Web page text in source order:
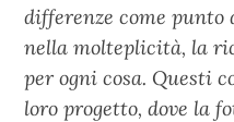
differenze come
nella molteplicità, la
per ogni cosa. Questi
loro progetto, dove la